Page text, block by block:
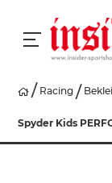
Racing
Spyder Kids